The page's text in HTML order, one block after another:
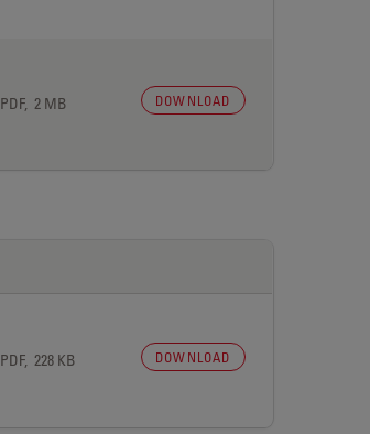
PDF, 2 MB DOWNLOAD
PDF, 228 KB DOWNLOAD